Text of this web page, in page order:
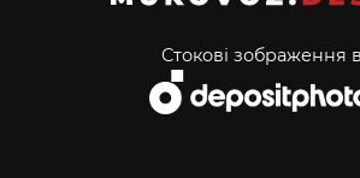
Стокові зображення